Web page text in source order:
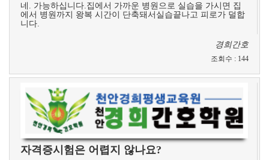
네. 가능하십니다.집에서 가까운 병원으로 실습을 가시면 집
에서 병원까지 왕복 시간이 단축돼서실습끝나고 피로가 덜합
니다.
경희간호
조회수 : 144
자격증시험은 어렵지 않나요?